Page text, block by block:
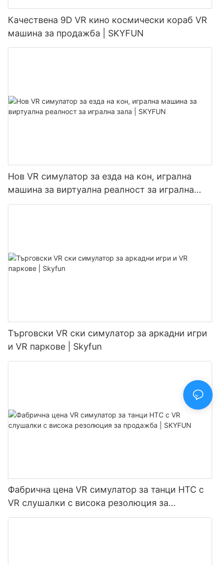
Качествена 9D VR кино космически кораб VR
машина за продажба | SKYFUN
Нов VR симулатор за езда на кон, игрална
машина за виртуална реалност за игрална
зала | SKYFUN
Търговски VR ски симулатор за аркадни игри
и VR паркове | Skyfun
Фабрична цена VR симулатор за танци HTC с
VR слушалки с висока резолюция за
продажба | SKYFUN